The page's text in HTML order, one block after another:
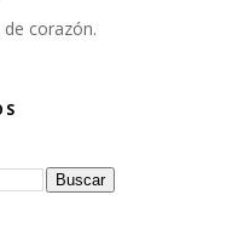
corazón.